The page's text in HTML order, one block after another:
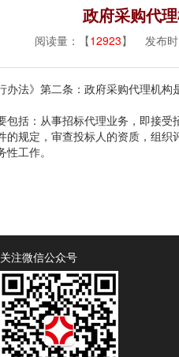
政府采购代
阅读量：【12923】 发布时
法》第二条：政府采购代理机构
括：从事招标代理业务，即接受
的规定，审查投标人的资质，组
工作。
关注微信公众号